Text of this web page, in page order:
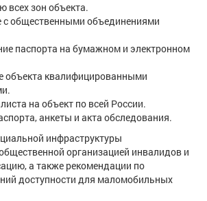
всех зон объекта.
с общественными объединениями
паспорта на бумажном и электронном
объекта квалифицированными
на объект по всей России.
анкеты и акта обследования.
инфраструктуры
организацией инвалидов и
а также рекомендации по
доступности для маломобильных